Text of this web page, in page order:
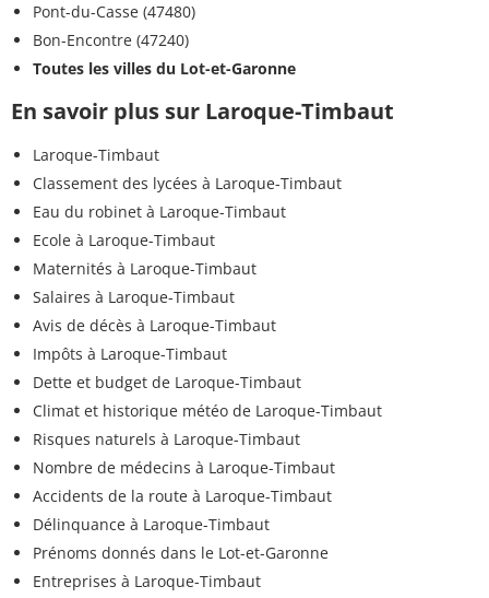
Pont-du-Casse (47480)
Bon-Encontre (47240)
Toutes les villes du Lot-et-Garonne
En savoir plus sur Laroque-Timbaut
Laroque-Timbaut
Classement des lycées à Laroque-Timbaut
Eau du robinet à Laroque-Timbaut
Ecole à Laroque-Timbaut
Maternités à Laroque-Timbaut
Salaires à Laroque-Timbaut
Avis de décès à Laroque-Timbaut
Impôts à Laroque-Timbaut
Dette et budget de Laroque-Timbaut
Climat et historique météo de Laroque-Timbaut
Risques naturels à Laroque-Timbaut
Nombre de médecins à Laroque-Timbaut
Accidents de la route à Laroque-Timbaut
Délinquance à Laroque-Timbaut
Prénoms donnés dans le Lot-et-Garonne
Entreprises à Laroque-Timbaut